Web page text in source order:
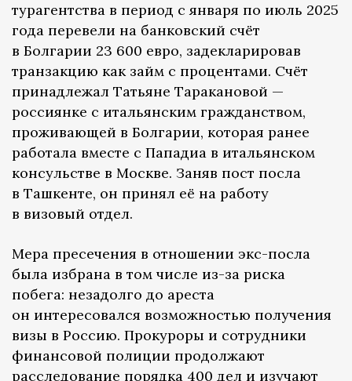
турагентства в период с января по июль 2025
года перевели на банковский счёт
в Болгарии 23 600 евро, задекларировав
транзакцию как займ с процентами. Счёт
принадлежал Татьяне Таракановой —
россиянке с итальянским гражданством,
проживающей в Болгарии, которая ранее
работала вместе с Пападиа в итальянском
консульстве в Москве. Заняв пост посла
в Ташкенте, он принял её на работу
в визовый отдел.
Мера пресечения в отношении экс-посла
была избрана в том числе из-за риска
побега: незадолго до ареста
он интересовался возможностью получения
визы в Россию. Прокуроры и сотрудники
финансовой полиции продолжают
расследование порядка 400 дел и изучают